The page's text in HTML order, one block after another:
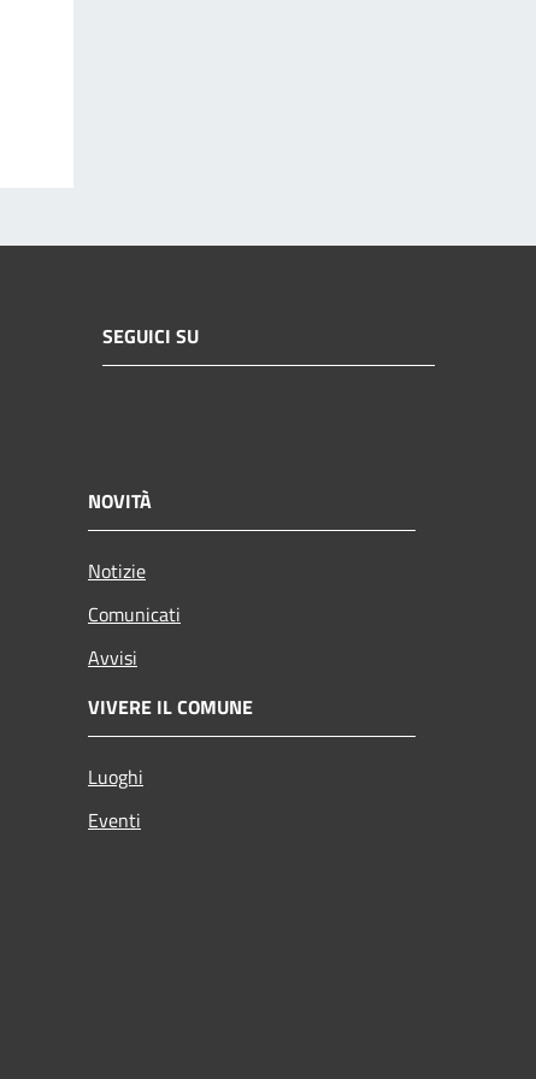
SEGUICI SU
NOVITÀ
Notizie
Comunicati
Avvisi
VIVERE IL COMUNE
Luoghi
Eventi